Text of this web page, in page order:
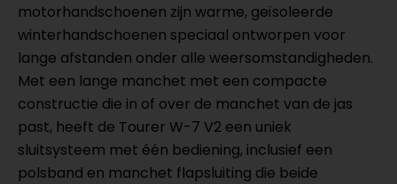
motorhandschoenen zijn warme, geïsoleerde
winterhandschoenen speciaal ontworpen voor
lange afstanden onder alle weersomstandigheden.
Met een lange manchet met een compacte
constructie die in of over de manchet van de jas
past, heeft de Tourer W-7 V2 een uniek
sluitsysteem met één bediening, inclusief een
polsband en manchet flapsluiting die beide